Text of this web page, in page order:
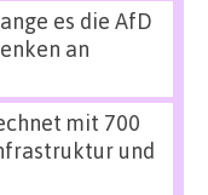
es die AfD
an
mit 700
und